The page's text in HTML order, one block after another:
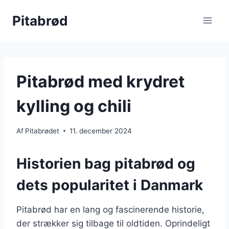
Pitabrød
Pitabrød med krydret
kylling og chili
Af Pitabrødet 11. december 2024
Historien bag pitabrød og
dets popularitet i Danmark
Pitabrød har en lang og fascinerende historie,
der strækker sig tilbage til oldtiden. Oprindeligt